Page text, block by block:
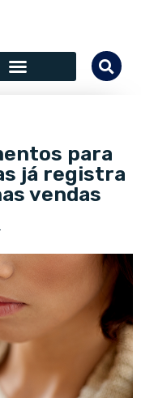
para
já registra
vendas